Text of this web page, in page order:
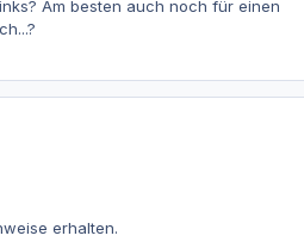
Am besten auch noch für einen
erhalten.